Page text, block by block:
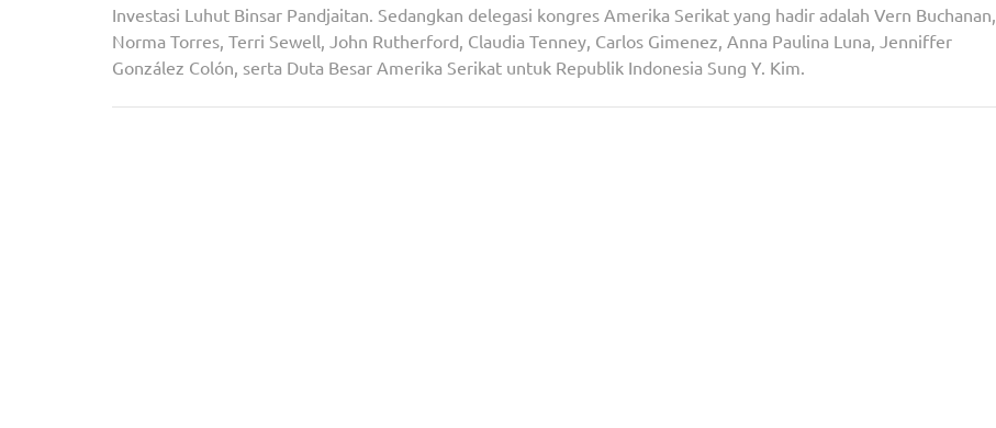
Investasi Luhut Binsar Pandjaitan. Sedangkan delegasi kongres Amerika Serikat yang hadir adalah Vern Buchanan,
Norma Torres, Terri Sewell, John Rutherford, Claudia Tenney, Carlos Gimenez, Anna Paulina Luna, Jenniffer
González Colón, serta Duta Besar Amerika Serikat untuk Republik Indonesia Sung Y. Kim.